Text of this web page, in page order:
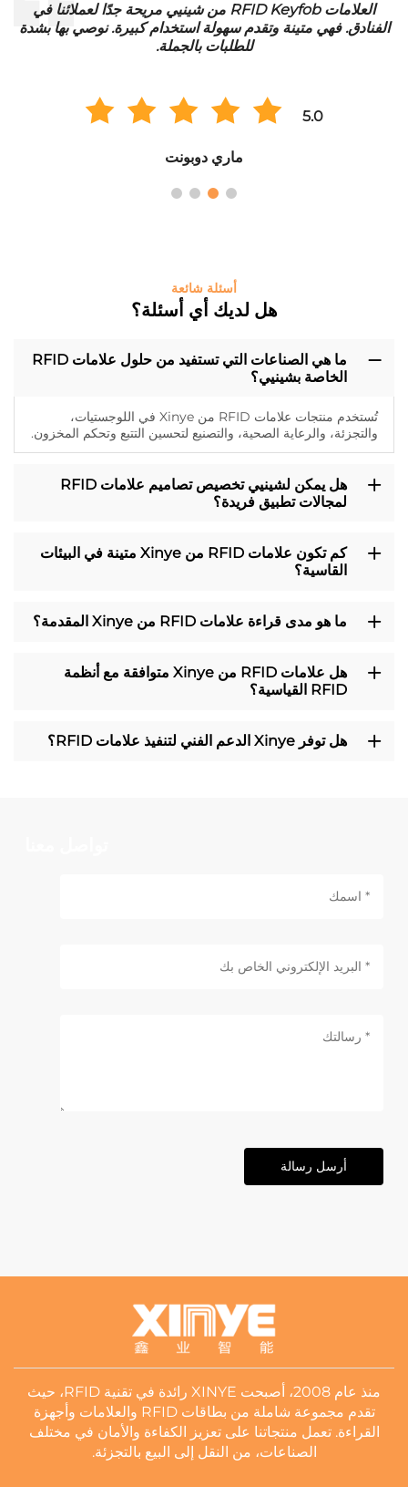
العلامات RFID Keyfob من شينيي مريحة جدًا لعملائنا في
الفنادق. فهي متينة وتقدم سهولة استخدام كبيرة. نوصي بها بشدة
للطلبات بالجملة.
5.0
ماري دوبونت
أسئلة شائعة
هل لديك أي أسئلة؟
ما هي الصناعات التي تستفيد من حلول علامات RFID
الخاصة بشينيي؟
تُستخدم منتجات علامات RFID من Xinye في اللوجستيات،
والتجزئة، والرعاية الصحية، والتصنيع لتحسين التتبع وتحكم المخزون.
هل يمكن لشينيي تخصيص تصاميم علامات RFID
لمجالات تطبيق فريدة؟
كم تكون علامات RFID من Xinye متينة في البيئات
القاسية؟
ما هو مدى قراءة علامات RFID من Xinye المقدمة؟
هل علامات RFID من Xinye متوافقة مع أنظمة
RFID القياسية؟
هل توفر Xinye الدعم الفني لتنفيذ علامات RFID؟
أرسل رسالة
منذ عام 2008، أصبحت XINYE رائدة في تقنية RFID، حيث
تقدم مجموعة شاملة من بطاقات RFID والعلامات وأجهزة
القراءة. تعمل منتجاتنا على تعزيز الكفاءة والأمان في مختلف
الصناعات، من النقل إلى البيع بالتجزئة.